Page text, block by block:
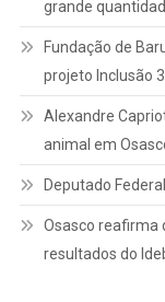
grande
Fundação de
projeto Inclusão
Alexandre
animal em
Deputado
Osasco reafirma
resultados do